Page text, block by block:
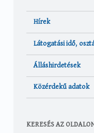
Hírek
Látogatási idő,
Álláshirdetések
Közérdekű adatok
KERESÉS AZ